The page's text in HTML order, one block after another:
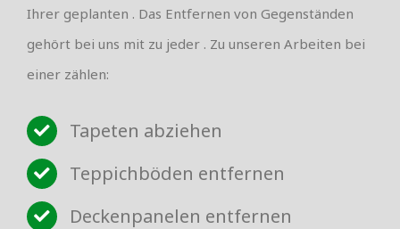
Ihrer geplanten . Das Entfernen von Gegenständen
gehört bei uns mit zu jeder . Zu unseren Arbeiten bei
einer zählen:
Tapeten abziehen
Teppichböden entfernen
Deckenpanelen entfernen